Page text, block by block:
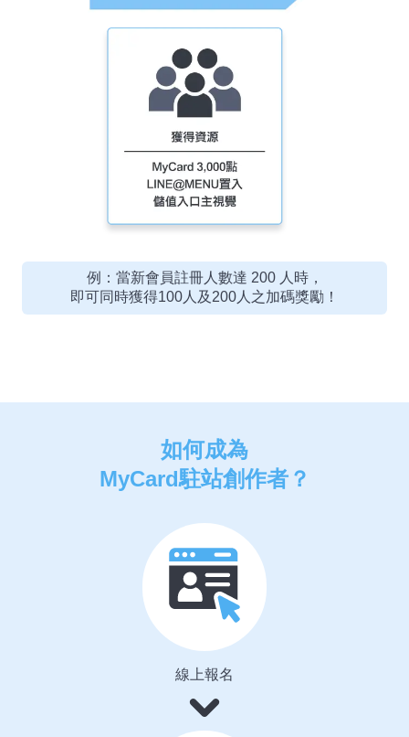
例：當新會員註冊人數達 200 人時，
即可同時獲得100人及200人之加碼獎勵！
如何成為
MyCard駐站創作者？
線上報名